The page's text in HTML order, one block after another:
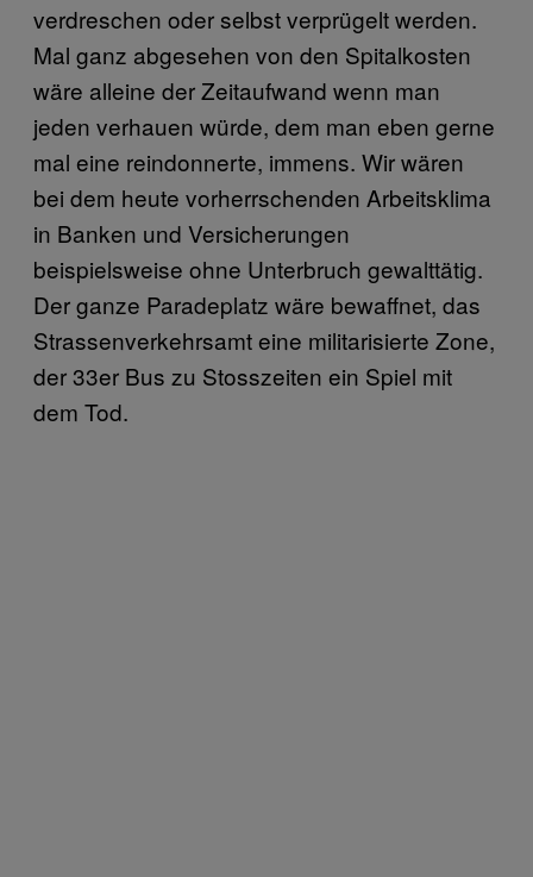
verdreschen oder selbst verprügelt werden.
Mal ganz abgesehen von den Spitalkosten
wäre alleine der Zeitaufwand wenn man
jeden verhauen würde, dem man eben gerne
mal eine reindonnerte, immens. Wir wären
bei dem heute vorherrschenden Arbeitsklima
in Banken und Versicherungen
beispielsweise ohne Unterbruch gewalttätig.
Der ganze Paradeplatz wäre bewaffnet, das
Strassenverkehrsamt eine militarisierte Zone,
der 33er Bus zu Stosszeiten ein Spiel mit
dem Tod.